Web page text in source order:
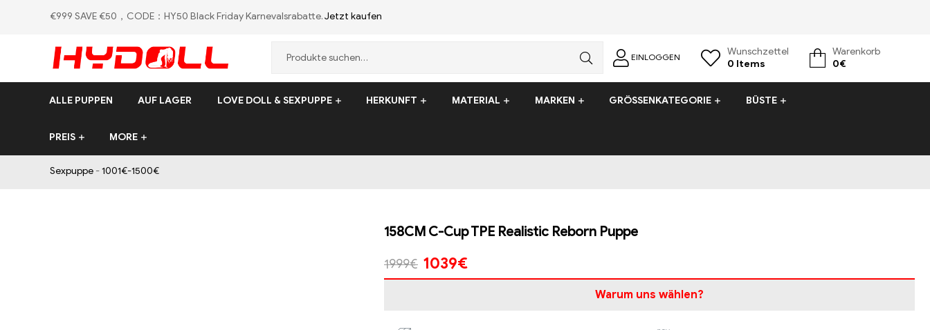
€999 SAVE €50，CODE：HY50 Black Friday Karnevalsrabatte.Jetzt kaufen
HYDOLL.DE
EINLOGGEN
Wunschzettel
0 Items
Warenkorb
0€
ALLE PUPPEN AUF LAGER LOVE DOLL & SEXPUPPE HERKUNFT MATERIAL MARKEN GRÖSSENKATEGORIE BÜSTE
PREIS MORE
Sexpuppe -1001€-1500€
158CM C-Cup TPE Realistic Reborn Puppe
1999€ 1039€
Warum uns wählen?